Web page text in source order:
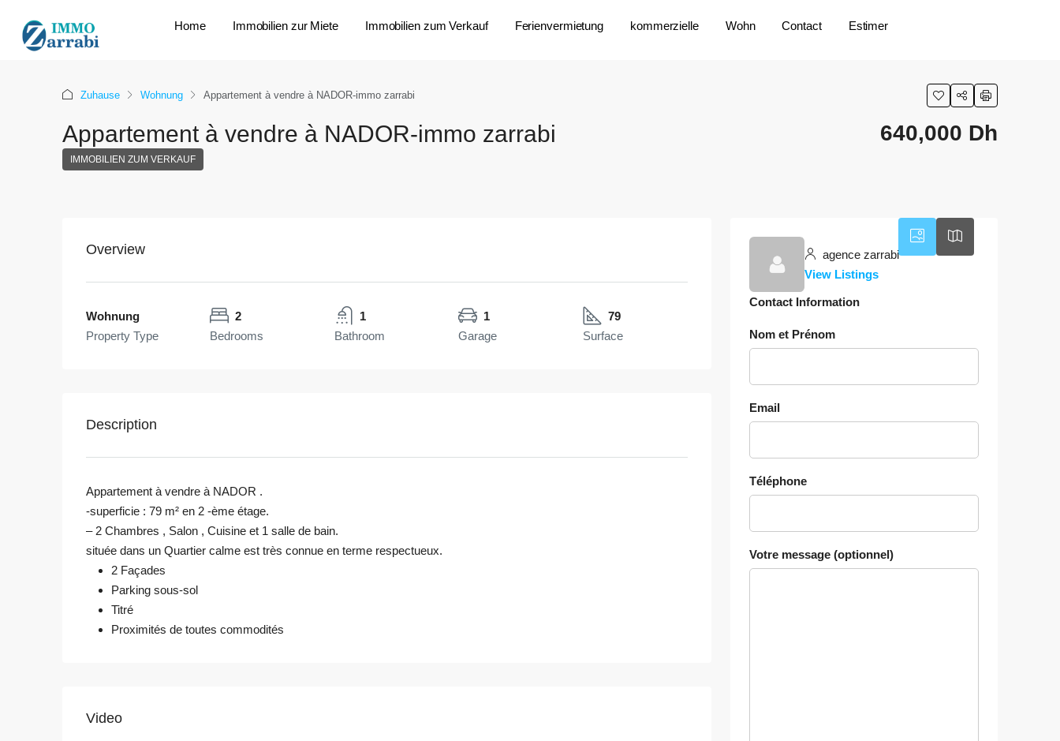
Home Immobilien zur Miete Immobilien zum Verkauf Ferienvermietung kommerzielle Wohn Contact Estimer
Zuhause Wohnung Appartement à vendre à NADOR-immo zarrabi
Appartement à vendre à NADOR-immo zarrabi
IMMOBILIEN ZUM VERKAUF
640,000 Dh
Overview
Wohnung
Property Type
2
Bedrooms
1
Bathroom
1
Garage
79
Surface
Description
Appartement à vendre à NADOR .
-superficie : 79 m² en 2 -ème étage.
– 2 Chambres , Salon , Cuisine et 1 salle de bain.
située dans un Quartier calme est très connue en terme respectueux.
2 Façades
Parking sous-sol
Titré
Proximités de toutes commodités
Video
agence zarrabi
View Listings
Contact Information
Nom et Prénom
Email
Téléphone
Votre message (optionnel)